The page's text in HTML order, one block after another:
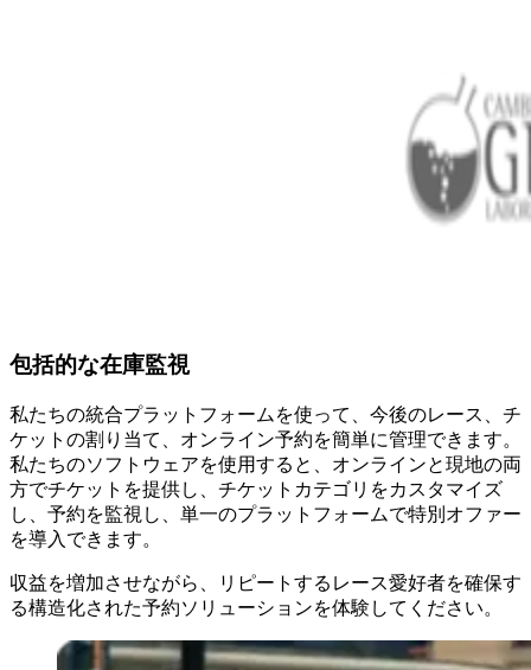
包括的な在庫監視
私たちの統合プラットフォームを使って、今後のレース、チ
ケットの割り当て、オンライン予約を簡単に管理できます。
私たちのソフトウェアを使用すると、オンラインと現地の両
方でチケットを提供し、チケットカテゴリをカスタマイズ
し、予約を監視し、単一のプラットフォームで特別オファー
を導入できます。
収益を増加させながら、リピートするレース愛好者を確保す
る構造化された予約ソリューションを体験してください。